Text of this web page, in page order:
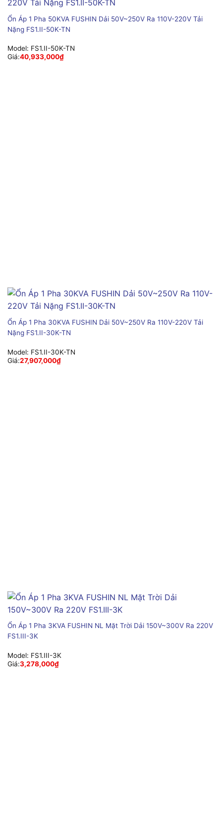
Ổn Áp 1 Pha 50KVA FUSHIN Dải 50V~250V Ra 110V-220V Tải
Nặng FS1.II-50K-TN
Model: FS1.II-50K-TN
Giá:40,933,000₫
Ổn Áp 1 Pha 30KVA FUSHIN Dải 50V~250V Ra 110V-220V Tải
Nặng FS1.II-30K-TN
Model: FS1.II-30K-TN
Giá:27,907,000₫
Ổn Áp 1 Pha 3KVA FUSHIN NL Mặt Trời Dải 150V~300V Ra 220V
FS1.III-3K
Model: FS1.III-3K
Giá:3,278,000₫